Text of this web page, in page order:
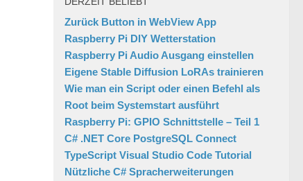
Zurück Button in WebView App
Raspberry Pi DIY Wetterstation
Raspberry Pi Audio Ausgang einstellen
Eigene Stable Diffusion LoRAs trainieren
Wie man ein Script oder einen Befehl als
Root beim Systemstart ausführt
Raspberry Pi: GPIO Schnittstelle – Teil 1
C# .NET Core PostgreSQL Connect
TypeScript Visual Studio Code Tutorial
Nützliche C# Spracherweiterungen